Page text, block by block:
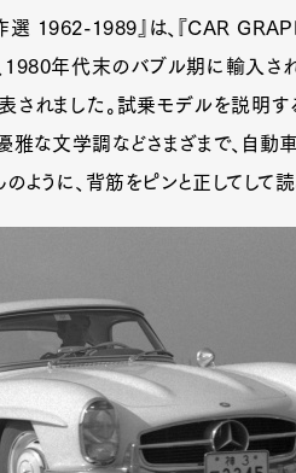
1962-1989』は、『CAR
年代末のバブル期に輸入さ
されました。試乗モデルを説明す
雅な文学調などさまざまで、自
ように、背筋をピンと正してして